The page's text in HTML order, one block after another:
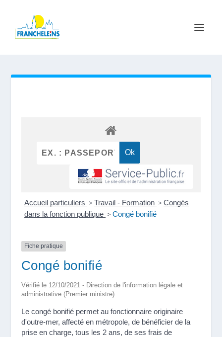
Accueil particuliers > Travail - Formation > Congés
dans la fonction publique > Congé bonifié
Fiche pratique
Congé bonifié
Vérifié le 12/10/2021 - Direction de l'information légale et
administrative (Premier ministre)
Le congé bonifié permet au fonctionnaire originaire
d'outre-mer, affecté en métropole, de bénéficier de la
prise en charge, tous les 2 ans, de ses frais de